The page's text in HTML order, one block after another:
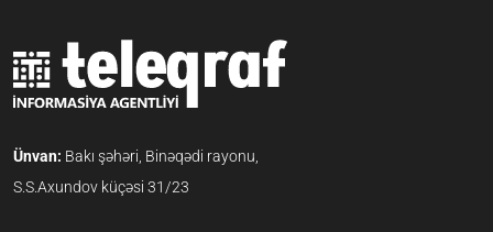
Ünvan: Bakı şəhəri, Binəqədi rayonu,
S.S.Axundov küçəsi 31/23